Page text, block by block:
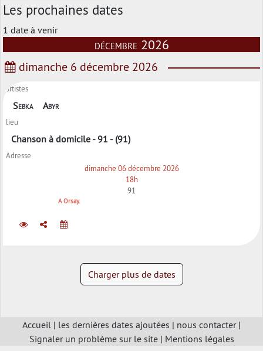
Les prochaines dates
1 date à venir
décembre 2026
dimanche 6 décembre 2026
artistes
Sebka Abyr
lieu
Chanson à domicile - 91 - (91)
Adresse
dimanche 06 décembre 2026
18h
91
A Orsay.
Charger plus de dates
Accueil | les dernières dates ajoutées | nous contacter|
Signaler un problème sur le site| Mentions légales